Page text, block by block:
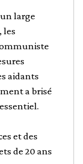
large
les
aidants
a brisé
et des
de 20 ans